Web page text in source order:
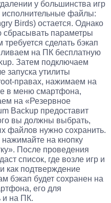
у большинства игр
исполнительные файлы:
Birds) остается. Однако
сбрасывать параметры
сделать бэкап
на ПК бесплатную
Затем подключаем
запуска утилиты
правах, нажимаем на
в меню смартфона,
на «Резервное
Backup предоставит
вы должны выбрать,
файлов нужно сохранить.
на кнопку
После проведения
список, где возле игр и
как подтверждение
бэкап будет сохранен на
его для
и на ПК.